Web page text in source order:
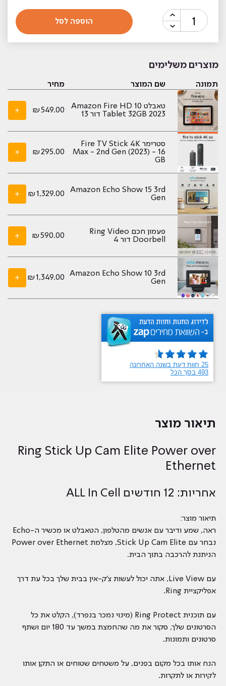
כמות
של
Up
Elite
שחור
הוספה לסל
מוצרים משלימים
תמונה שם המוצר מחיר
טאבלט Amazon Fire HD 10
Tablet 32GB 2023 דור 13
₪549.00
+
סטרימר Fire TV Stick 4K
Max - 2nd Gen (2023) - 16
GB
₪295.00
+
Amazon Echo Show 15 3rd
Gen
₪1,329.00
+
פעמון חכם Ring Video
Doorbell דור 4
₪590.00
+
Amazon Echo Show 10 3rd
Gen
₪1,349.00
+
תיאור מוצר
Ring Stick Up Cam Elite Power over
Ethernet
אחריות: 12 חודשים ALL In Cell
תיאור מוצר:
ראה, שמע ודיבר עם אנשים מהטלפון, הטאבלט או מכשיר ה-Echo
נבחר עם Stick Up Cam Elite, מצלמת Power over Ethernet
הניתנת להרכבה בתוך הבית.
עם Live View, אתה יכול לעשות צ'ק-אין בבית שלך בכל עת דרך
אפליקציית Ring.
עם תוכנית Ring Protect (מינוי נמכר בנפרד), הקלט את כל
הסרטונים שלך, סקור את מה שהחמצת במשך עד 180 יום ושתף
סרטונים ותמונות.
הנח אותו בכל מקום בפנים, על משטחים שטוחים או התקן אותו
לקירות או לתקרות.